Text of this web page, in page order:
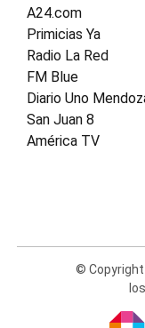
A24.com
Primicias Ya
Radio La Red
FM Blue
Diario Uno
San Juan 8
América TV
© Copyright